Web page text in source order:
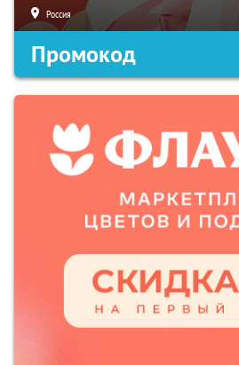
Россия
Промокод